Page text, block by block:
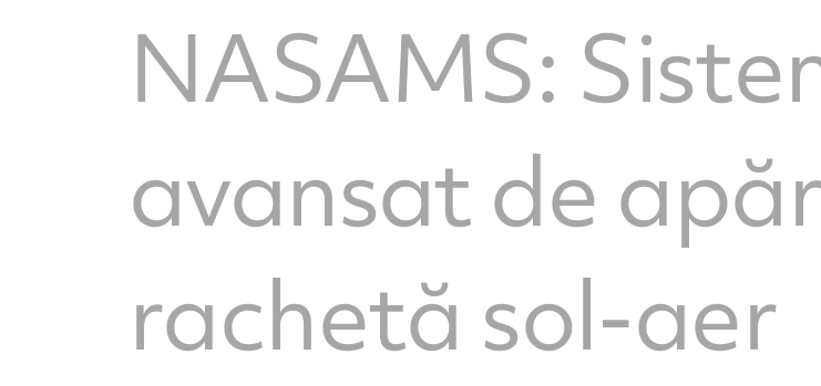
NASAMS:
avansat de
rachetă sol-aer